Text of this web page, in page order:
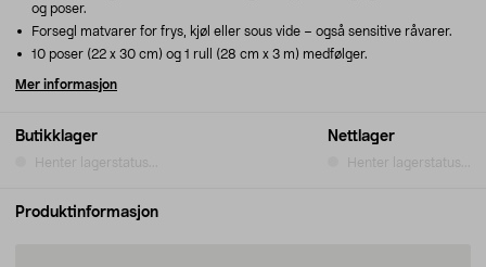
Butikklager
Henter lagerstatus...
Nettlager
Henter lagerstatus...
og poser.
Forsegl matvarer for frys, kjøl eller sous vide – også sensitive råvarer.
10 poser (22 x 30 cm) og 1 rull (28 cm x 3 m) medfølger.
Mer informasjon
Produktinformasjon